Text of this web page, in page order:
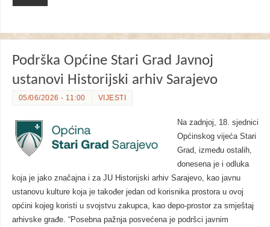
Podrška Općine Stari Grad Javnoj
ustanovi Historijski arhiv Sarajevo
05/06/2026 - 11:00 VIJESTI
Na zadnjoj, 18. sjednici
Općinskog vijeća Stari
Grad, između ostalih,
donesena je i odluka
koja je jako značajna i za JU Historijski arhiv Sarajevo, kao javnu
ustanovu kulture koja je također jedan od korisnika prostora u ovoj
općini kojeg koristi u svojstvu zakupca, kao depo-prostor za smještaj
arhivske građe. “Posebna pažnja posvećena je podršci javnim